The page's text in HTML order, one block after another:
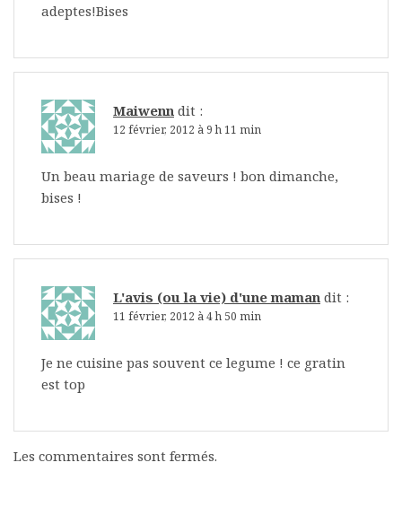
adeptes!Bises
Maiwenn dit :
12 février, 2012 à 9 h 11 min
Un beau mariage de saveurs ! bon dimanche,
bises !
L'avis (ou la vie) d'une maman dit :
11 février, 2012 à 4 h 50 min
Je ne cuisine pas souvent ce legume ! ce gratin
est top
Les commentaires sont fermés.